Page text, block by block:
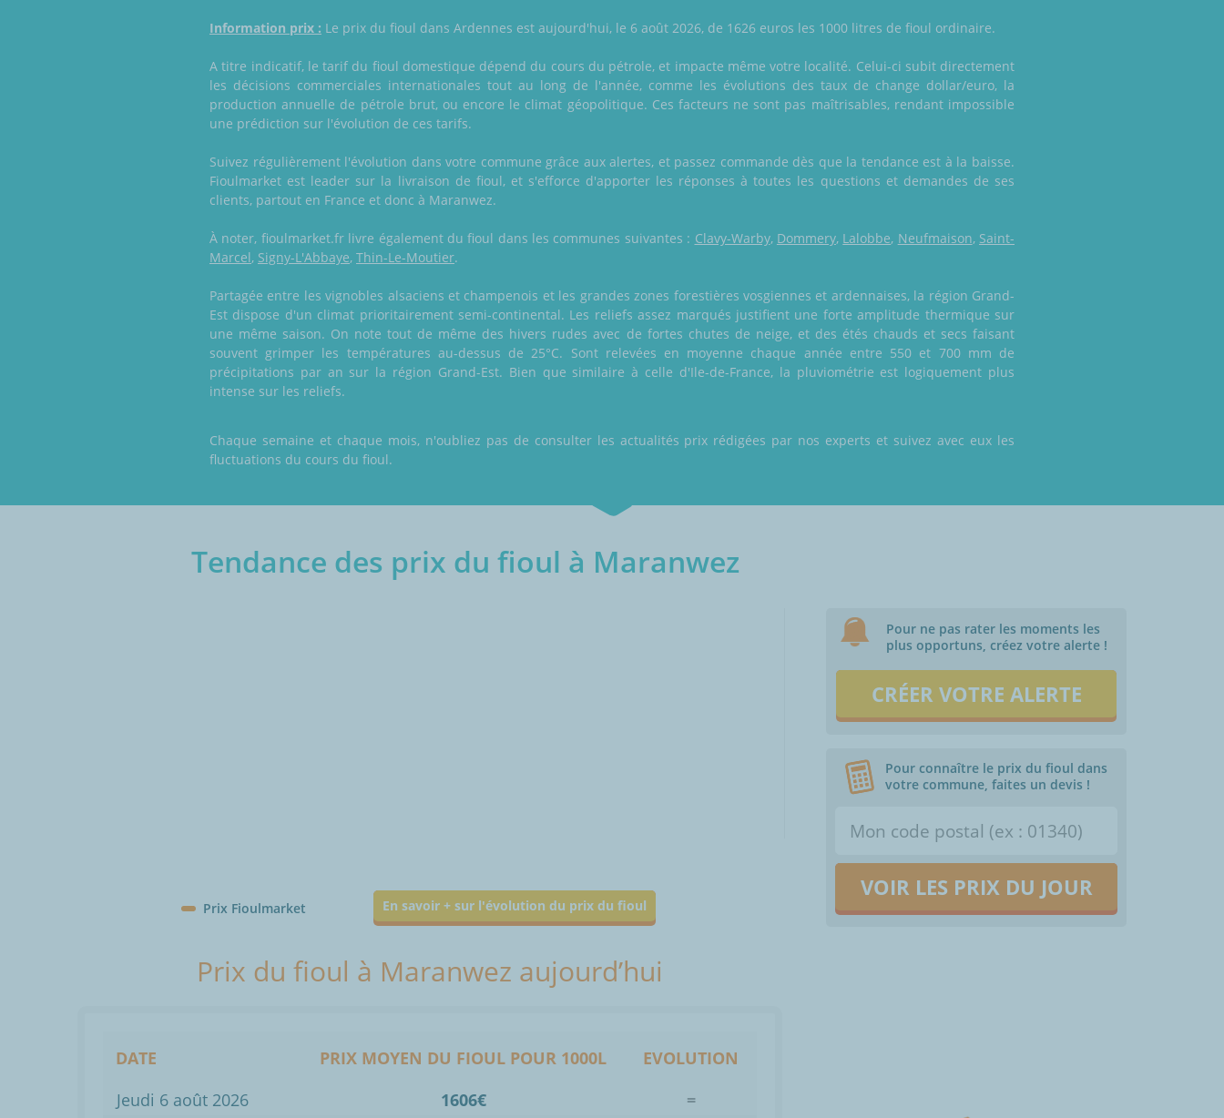
Information prix : Le prix du fioul dans Ardennes est aujourd'hui, le 6 août 2026, de 1626 euros les 1000 litres de fioul ordinaire.
A titre indicatif, le tarif du fioul domestique dépend du cours du pétrole, et impacte même votre localité. Celui-ci subit directement
les décisions commerciales internationales tout au long de l'année, comme les évolutions des taux de change dollar/euro, la
production annuelle de pétrole brut, ou encore le climat géopolitique. Ces facteurs ne sont pas maîtrisables, rendant impossible
une prédiction sur l'évolution de ces tarifs.
Suivez régulièrement l'évolution dans votre commune grâce aux alertes, et passez commande dès que la tendance est à la baisse.
Fioulmarket est leader sur la livraison de fioul, et s'efforce d'apporter les réponses à toutes les questions et demandes de ses
clients, partout en France et donc à Maranwez.
À noter, fioulmarket.fr livre également du fioul dans les communes suivantes : Clavy-Warby, Dommery, Lalobbe, Neufmaison, Saint-
Marcel, Signy-L'Abbaye, Thin-Le-Moutier.
Partagée entre les vignobles alsaciens et champenois et les grandes zones forestières vosgiennes et ardennaises, la région Grand-
Est dispose d'un climat prioritairement semi-continental. Les reliefs assez marqués justifient une forte amplitude thermique sur
une même saison. On note tout de même des hivers rudes avec de fortes chutes de neige, et des étés chauds et secs faisant
souvent grimper les températures au-dessus de 25°C. Sont relevées en moyenne chaque année entre 550 et 700 mm de
précipitations par an sur la région Grand-Est. Bien que similaire à celle d'Ile-de-France, la pluviométrie est logiquement plus
intense sur les reliefs.
Chaque semaine et chaque mois, n'oubliez pas de consulter les actualités prix rédigées par nos experts et suivez avec eux les
fluctuations du cours du fioul.
Tendance des prix du fioul à Maranwez
Prix Fioulmarket En savoir + sur l'évolution du prix du fioul
Pour ne pas rater les moments les
plus opportuns, créez votre alerte !
CRÉER VOTRE ALERTE
Pour connaître le prix du fioul dans
votre commune, faites un devis !
VOIR LES PRIX DU JOUR
Prix du fioul à Maranwez aujourd’hui
DATE PRIX MOYEN DU FIOUL POUR 1000L
EVOLUTION
Jeudi 6 août 2026
1606€
=